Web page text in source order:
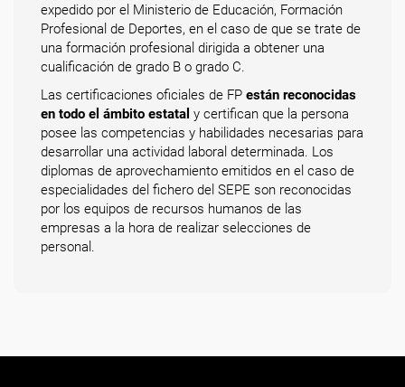
expedido por el Ministerio de Educación, Formación
Profesional de Deportes, en el caso de que se trate de
una formación profesional dirigida a obtener una
cualificación de grado B o grado C.
Las certificaciones oficiales de FP están reconocidas
en todo el ámbito estatal y certifican que la persona
posee las competencias y habilidades necesarias para
desarrollar una actividad laboral determinada. Los
diplomas de aprovechamiento emitidos en el caso de
especialidades del fichero del SEPE son reconocidas
por los equipos de recursos humanos de las
empresas a la hora de realizar selecciones de
personal.